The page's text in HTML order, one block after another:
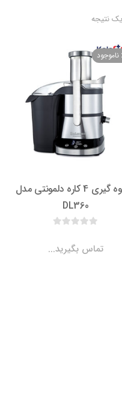
نتیجه
ناموجود
آبمیوه گیری 4 کاره دلمونتی مدل
DL360
تماس بگیرید...